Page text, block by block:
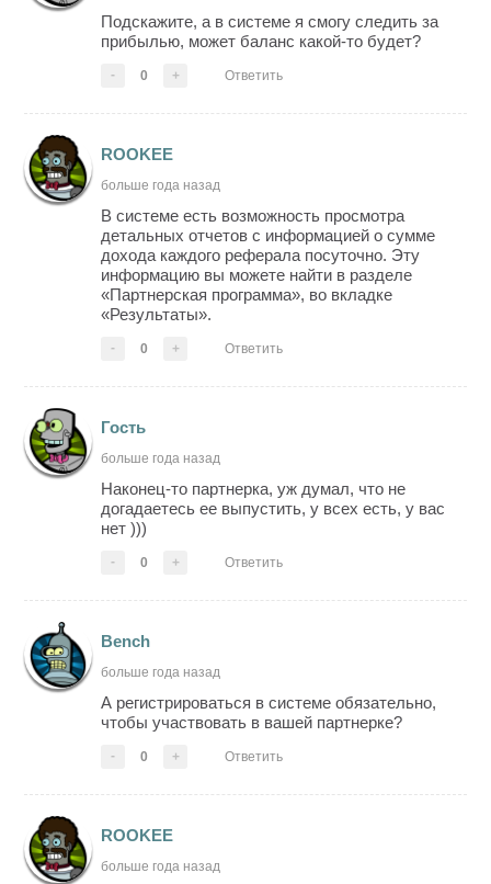
Подскажите, а в системе я смогу следить за
прибылью, может баланс какой-то будет?
- 0 + Ответить
ROOKEE
больше года назад
В системе есть возможность просмотра
детальных отчетов с информацией о сумме
дохода каждого реферала посуточно. Эту
информацию вы можете найти в разделе
«Партнерская программа», во вкладке
«Результаты».
- 0 + Ответить
Гость
больше года назад
Наконец-то партнерка, уж думал, что не
догадаетесь ее выпустить, у всех есть, у вас
нет )))
- 0 + Ответить
Bench
больше года назад
А регистрироваться в системе обязательно,
чтобы участвовать в вашей партнерке?
- 0 + Ответить
ROOKEE
больше года назад